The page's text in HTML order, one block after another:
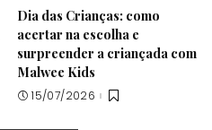
Dia das Crianças: como
acertar na escolha e
surpreender a criançada com
Malwee Kids
15/07/2026